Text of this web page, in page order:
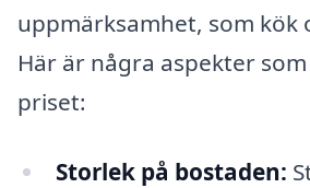
uppmärksamhet, som kök
Här är några aspekter
priset:
Storlek på bostaden: